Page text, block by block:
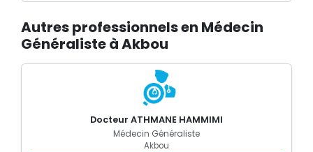
Autres professionnels en Médecin
Généraliste à Akbou
Docteur ATHMANE HAMMIMI
Médecin Généraliste
Akbou